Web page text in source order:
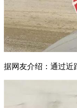
据网友介绍：通过近